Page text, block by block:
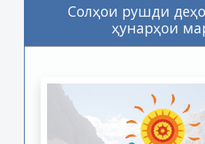
Солҳои рушди
ҳунарҳои